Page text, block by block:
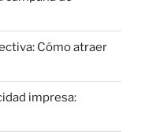
Cómo atraer
impresa: